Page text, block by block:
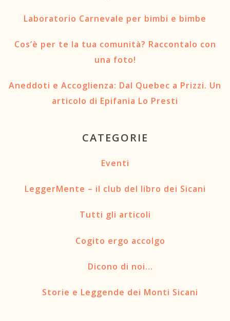
TRASPARENZA
Circolo Sikanamente
Laboratorio Carnevale per bimbi e bimbe
Cos’è per te la tua comunità? Raccontalo con
una foto!
Aneddoti e Accoglienza: Dal Quebec a Prizzi. Un
articolo di Epifania Lo Presti
CATEGORIE
Eventi
LeggerMente – il club del libro dei Sicani
Tutti gli articoli
Cogito ergo accolgo
Dicono di noi…
Storie e Leggende dei Monti Sicani